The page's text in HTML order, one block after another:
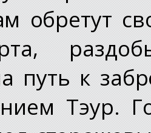
обретут
путь к
Тэур.